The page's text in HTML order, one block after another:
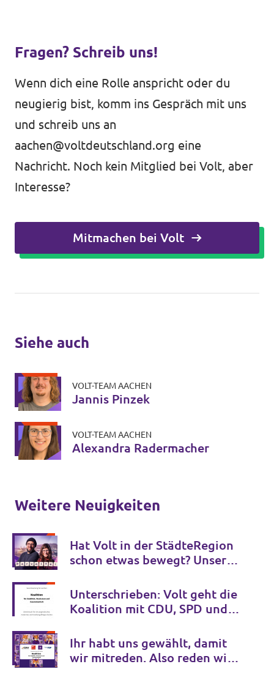
Fragen? Schreib uns!
Wenn dich eine Rolle anspricht oder du
neugierig bist, komm ins Gespräch mit uns
und schreib uns an
aachen@voltdeutschland.org eine
Nachricht. Noch kein Mitglied bei Volt, aber
Interesse?
Mitmachen bei Volt
Siehe auch
VOLT-TEAM AACHEN
Jannis Pinzek
VOLT-TEAM AACHEN
Alexandra Radermacher
Weitere Neuigkeiten
Hat Volt in der StädteRegion
schon etwas bewegt? Unsere
Unterschrieben: Volt geht die
Koalition mit CDU, SPD und
Ihr habt uns gewählt, damit
wir mitreden. Also reden wir,